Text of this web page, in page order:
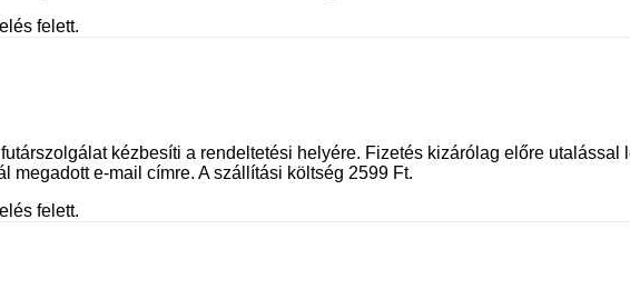
felett.
kézbesíti a rendeltetési helyére. Fizetés kizárólag előre
megadott e-mail címre. A szállítási költség 2599 Ft.
felett.